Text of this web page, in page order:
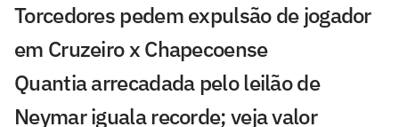
Torcedores pedem expulsão de jogador
em Cruzeiro x Chapecoense
Quantia arrecadada pelo leilão de
Neymar iguala recorde; veja valor